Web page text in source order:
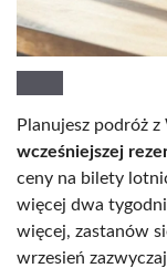
Planujesz podróż
wcześniejszej
ceny na bilety
więcej dwa
więcej, zastanów
wrzesień